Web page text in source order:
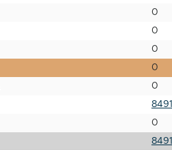
0
0
0
0
0
8491
0
8491